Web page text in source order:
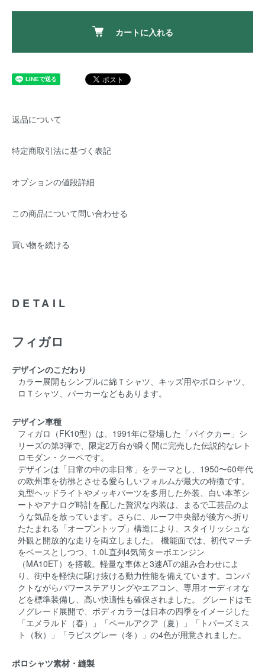
カートに入れる
返品について
特定商取引法に基づく表記
オプションの値段詳細
この商品について問い合わせる
買い物を続ける
DETAIL
フィガロ
デザインのこだわり
カラー展開もシンプルに綿Ｔシャツ、キッズ用やポロシャツ、
ロＴシャツ、パーカーなどもあります。
デザイン車種
フィガロ（FK10型）は、1991年に登場した「パイクカー」シ
リーズの第3弾で、限定2万台が瞬く間に完売した伝説的なレト
ロモダン・クーペです。
デザインは「日常の中の非日常」をテーマとし、1950〜60年代
の欧州車を彷彿とさせる愛らしいフォルムが最大の特徴です。
丸型ヘッドライトやメッキパーツを多用した外装、白い本革シ
ートやアナログ時計を配した贅沢な内装は、まるで工芸品のよ
うな気品を放っています。さらに、ルーフ中央部が後方へ折り
たたまれる「オープントップ」構造により、スタイリッシュな
外観と開放的な走りを両立しました。 機能面では、初代マーチ
をベースとしつつ、1.0L直列4気筒ターボエンジン
（MA10ET）を搭載。軽量な車体と3速ATの組み合わせによ
り、街中を軽快に駆け抜ける動力性能を備えています。コンパ
クトながらパワーステアリングやエアコン、専用オーディオな
どを標準装備し、高い快適性も確保されました。 グレードはモ
ノグレード展開で、ボディカラーは日本の四季をイメージした
「エメラルド（春）」「ペールアクア（夏）」「トパーズミス
ト（秋）」「ラピスグレー（冬）」の4色が用意されました。
ポロシャツ素材・縫製